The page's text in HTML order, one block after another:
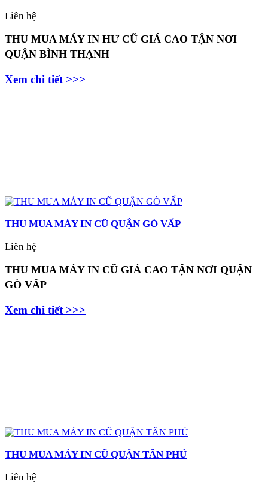
Liên hệ
THU MUA MÁY IN HƯ CŨ GIÁ CAO TẬN NƠI
QUẬN BÌNH THẠNH
Xem chi tiết >>>
THU MUA MÁY IN CŨ QUẬN GÒ VẤP
Liên hệ
THU MUA MÁY IN CŨ GIÁ CAO TẬN NƠI QUẬN
GÒ VẤP
Xem chi tiết >>>
THU MUA MÁY IN CŨ QUẬN TÂN PHÚ
Liên hệ